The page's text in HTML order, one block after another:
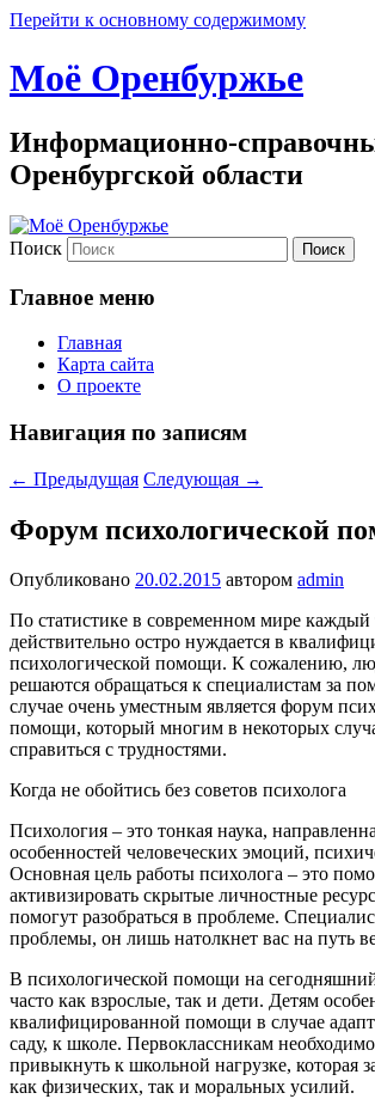
Перейти к основному содержимому
Моё Оренбуржье
Информационно-
Оренбургской области
Поиск
Главное меню
Главная
Карта сайта
О проекте
Навигация по записям
← Предыдущая Следующая →
Форум психологической
Опубликовано 20.02.2015 автором admin
По статистике в современном мире каждый
действительно остро нуждается в
психологической помощи. К сожалению,
решаются обращаться к специалистам за
случае очень уместным является форум
помощи, который многим в некоторых
справиться с трудностями.
Когда не обойтись без советов психолога
Психология – это тонкая наука,
особенностей человеческих эмоций,
Основная цель работы психолога – это
активизировать скрытые личностные
помогут разобраться в проблеме.
проблемы, он лишь натолкнет вас на путь
В психологической помощи на
часто как взрослые, так и дети. Детям
квалифицированной помощи в случае
саду, к школе. Первоклассникам
привыкнуть к школьной нагрузке, которая
как физических, так и моральных усилий.